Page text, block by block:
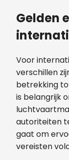
Gelden
Voor
verschillen
betrekking
is belangrijk
autoriteiten
gaat om
vereisten